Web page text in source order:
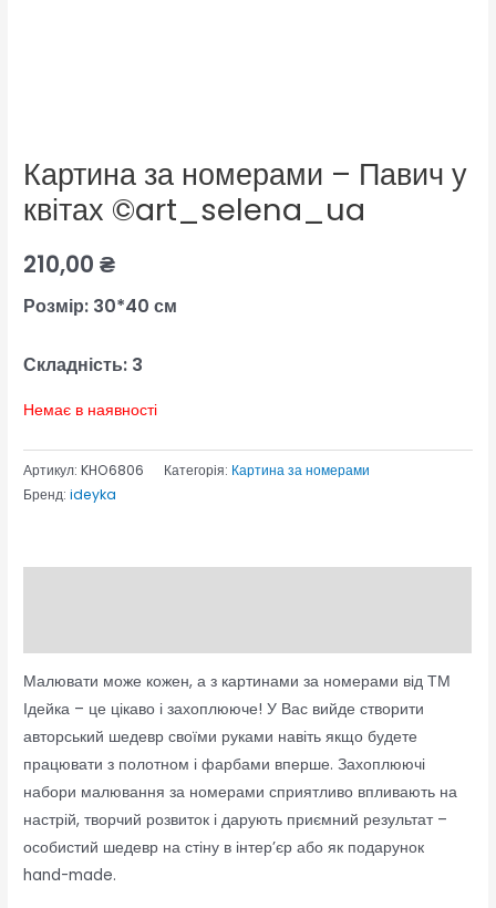
Картина за номерами – Павич у
квітах ©art_selena_ua
210,00₴
Розмір: 30*40 см
Складність: 3
Немає в наявності
Артикул:KHO6806 Категорія: Картина за номерами
Бренд:ideyka
Малювати може кожен, а з картинами за номерами від ТМ
Ідейка – це цікаво і захоплююче! У Вас вийде створити
авторський шедевр своїми руками навіть якщо будете
працювати з полотном і фарбами вперше. Захоплюючі
набори малювання за номерами сприятливо впливають на
настрій, творчий розвиток і дарують приємний результат –
особистий шедевр на стіну в інтер’єр або як подарунок
hand-made.